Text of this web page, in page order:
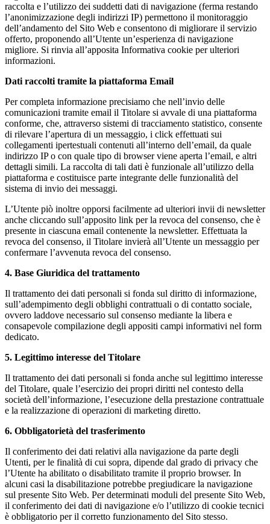
raccolta e l’utilizzo dei suddetti dati di navigazione (ferma restando
l’anonimizzazione degli indirizzi IP) permettono il monitoraggio
dell’andamento del Sito Web e consentono di migliorare il servizio
offerto, proponendo all’Utente un’esperienza di navigazione
migliore. Si rinvia all’apposita Informativa cookie per ulteriori
informazioni.
Dati raccolti tramite la piattaforma Email
Per completa informazione precisiamo che nell’invio delle
comunicazioni tramite email il Titolare si avvale di una piattaforma
conforme, che, attraverso sistemi di tracciamento statistico, consente
di rilevare l’apertura di un messaggio, i click effettuati sui
collegamenti ipertestuali contenuti all’interno dell’email, da quale
indirizzo IP o con quale tipo di browser viene aperta l’email, e altri
dettagli simili. La raccolta di tali dati è funzionale all’utilizzo della
piattaforma e costituisce parte integrante delle funzionalità del
sistema di invio dei messaggi.
L’Utente piò inoltre opporsi facilmente ad ulteriori invii di newsletter
anche cliccando sull’apposito link per la revoca del consenso, che è
presente in ciascuna email contenente la newsletter. Effettuata la
revoca del consenso, il Titolare invierà all’Utente un messaggio per
confermare l’avvenuta revoca del consenso.
4. Base Giuridica del trattamento
Il trattamento dei dati personali si fonda sul diritto di informazione,
sull’adempimento degli obblighi contrattuali o di contatto sociale,
ovvero laddove necessario sul consenso mediante la libera e
consapevole compilazione degli appositi campi informativi nel form
dedicato.
5. Legittimo interesse del Titolare
Il trattamento dei dati personali si fonda anche sul legittimo interesse
del Titolare, quale l’esercizio dei propri diritti nel contesto della
società dell’informazione, l’esecuzione della prestazione contrattuale
e la realizzazione di operazioni di marketing diretto.
6. Obbligatorietà del trasferimento
Il conferimento dei dati relativi alla navigazione da parte degli
Utenti, per le finalità di cui sopra, dipende dal grado di privacy che
l’Utente ha abilitato o disabilitato tramite il proprio browser. In
alcuni casi la disabilitazione potrebbe pregiudicare la navigazione
sul presente Sito Web. Per determinati moduli del presente Sito Web,
il conferimento dei dati di navigazione e/o l’utilizzo di cookie tecnici
è obbligatorio per il corretto funzionamento del Sito stesso.